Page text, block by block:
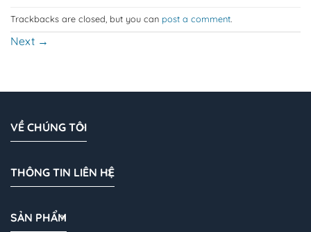
Trackbacks are closed, but you can post a comment.
Next →
VỀ CHÚNG TÔI
THÔNG TIN LIÊN HỆ
SẢN PHẨM